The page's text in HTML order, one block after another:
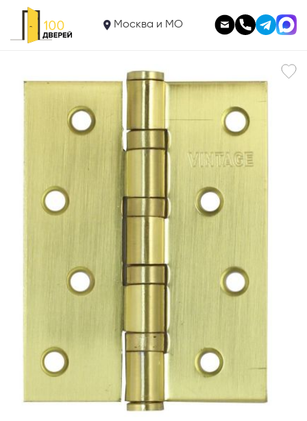
Москва и МО
Петля универсальная 4BBSB 100*75*2,5 440
В корзину